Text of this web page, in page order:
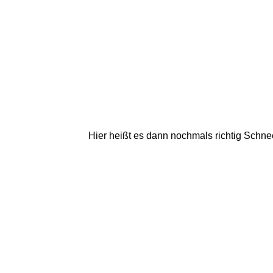
Hier heißt es dann nochmals richtig